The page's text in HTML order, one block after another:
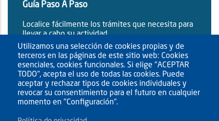
Guía Paso A Paso
Localice fácilmente los trámites que necesita para
llevar a cabo su actividad.
Utilizamos una selección de cookies propias y de
terceros en las páginas de este sitio web: Cookies
esenciales, cookies funcionales. Si elige "ACEPTAR
TODO", acepta el uso de todas las cookies. Puede
aceptar y rechazar tipos de cookies individuales y
revocar su consentimiento para el futuro en cualquier
momento en "Configuración".